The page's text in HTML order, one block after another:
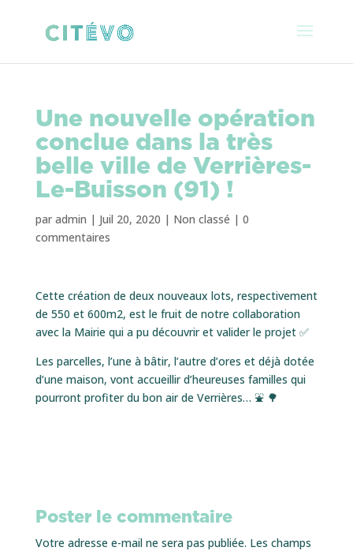
Une nouvelle opération
conclue dans la très
belle ville de Verrières-
Le-Buisson (91) !
par admin | Juil 20, 2020 | Non classé | 0
commentaires
Cette création de deux nouveaux lots, respectivement
de 550 et 600m2, est le fruit de notre collaboration
avec la Mairie qui a pu découvrir et valider le projet ✅
Les parcelles, l’une à bâtir, l’autre d’ores et déjà dotée
d’une maison, vont accueillir d’heureuses familles qui
pourront profiter du bon air de Verrières… ⛲ 🌳
Poster le commentaire
Votre adresse e-mail ne sera pas publiée. Les champs